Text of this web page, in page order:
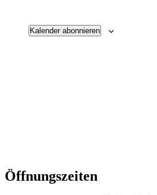
16,
diesem
17,
diesem
18,
diesem
19,
diesem
20,
diesem
21,
diesem
22,
diesem
Kalender abonnieren
Öffnungszeiten